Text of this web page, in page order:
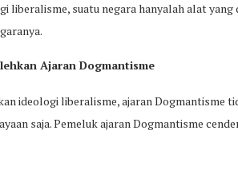
liberalisme, suatu negara hanyalah alat
Ajaran Dogmantisme
ideologi liberalisme, ajaran Dogmantisme
saja. Pemeluk ajaran Dogmantisme